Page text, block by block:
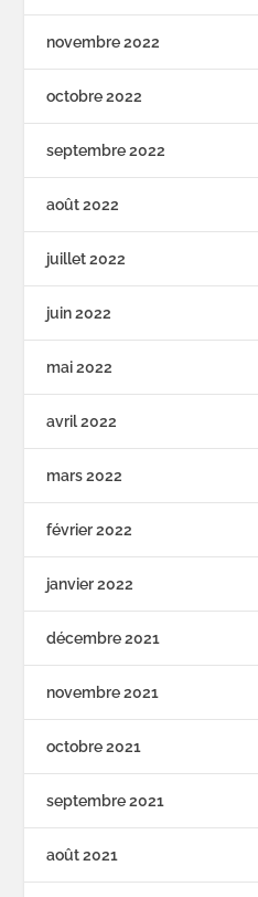
novembre 2022
octobre 2022
septembre 2022
août 2022
juillet 2022
juin 2022
mai 2022
avril 2022
mars 2022
février 2022
janvier 2022
décembre 2021
novembre 2021
octobre 2021
septembre 2021
août 2021